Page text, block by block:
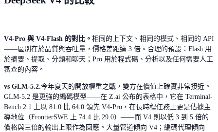
V4-Pro 與 V4-Flash 的對比。 相同的上下文、相同的模式、相同的 API
——區別在於品質與吞吐量，價格差距達 3 倍。合理的預設：Flash 用
於摘要、提取、分類和聊天；Pro 用於程式碼、分析以及任何需要人工
審查的內容。
vs GLM-5.2.今年夏天的開放權重之戰，雙方在價值上確實非常接近。
GLM-5.2 是更強的編碼模型——在 Z.ai 公布的表格中，它在 Terminal-
Bench 2.1 上以 81.0 比 64.0 領先 V4-Pro，在長時程任務上更是佔據主
導地位（FrontierSWE 上 74.4 比 29.0）——而 V4 則以低 3 到 5 倍的
價格與三倍的輸出上限作為回應。大量管道傾向 V4；編碼代理傾向